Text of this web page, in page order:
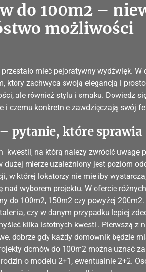
do 100m2 –
możliwości
przestało mieć pejoratywny wydźwięk.
który zachwyca swoją elegancją i
ale również stylu i smaku. Dowiedz
i czemu konkretnie zawdzięczają swój
pytanie, które
kwestii, na którą należy zwrócić uwagę
dużej mierze uzależniony jest poziom
w której lokatorzy nie mieliby
nad wyborem projektu. W ofercie
do 100m2, 150m2 czy powyżej
czy w danym przypadku lepiej
kilka istotnych kwestii. Pierwszą z
dobrze gdy każdy domownik będzie
domów do 100m2 można uznać
o modelu 2+1, ewentualnie 2+2.